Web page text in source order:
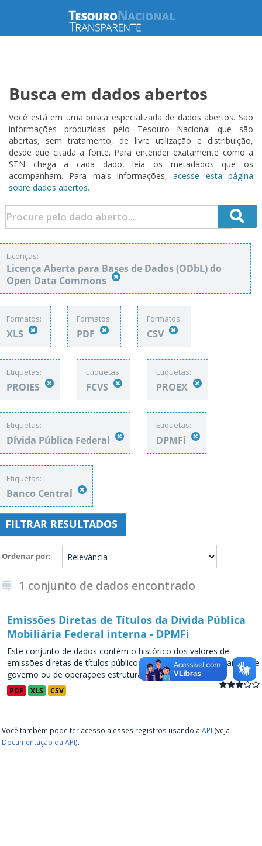
Busca em dados abertos
Você está em uma busca especializada de dados abertos. São
informações produzidas pelo Tesouro Nacional que são
abertas, sem tratamento, de livre utilização e distribuição,
desde que citada a fonte. Para entender exatamente como a
STN chega a cada dado, leia os metadados que os
acompanham. Para mais informações,acesse esta página
sobre dados abertos.
Licenças:
Licença Aberta para Bases de Dados (ODbL) do
Open Data Commons
Formatos:
XLS
Formatos:
PDF
Formatos:
CSV
Etiquetas:
PROIES
Etiquetas:
FCVS
Etiquetas:
PROEX
Etiquetas:
Dívida Pública Federal
Etiquetas:
DPMFi
Etiquetas:
Banco Central
FILTRAR RESULTADOS
Ordenar por
1 conjunto de dados encontrado
Emissões Diretas de Títulos da Dívida Pública
Mobiliária Federal interna - DPMFi
Este conjunto de dados contém o histórico dos valores de
emissões diretas de títulos públicos, decorrentes de programas de
governo ou de operações estruturadas, a partir de...
PDF XLS CSV
Você também pode ter acesso a esses registros usando a API (veja
Documentação da API).